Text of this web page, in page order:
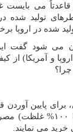
می بایست
تولید شده
شده در اروپا
می شود گفت
و آمریکا) از
چرا؟
برای پایین
(عطر رقیق نشده یا
می نمایند.